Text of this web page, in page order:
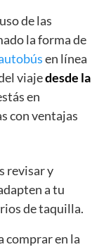
de las
la forma de
en línea
viajedesde la
en
con ventajas
revisar y
a tu
de taquilla.
comprar en la